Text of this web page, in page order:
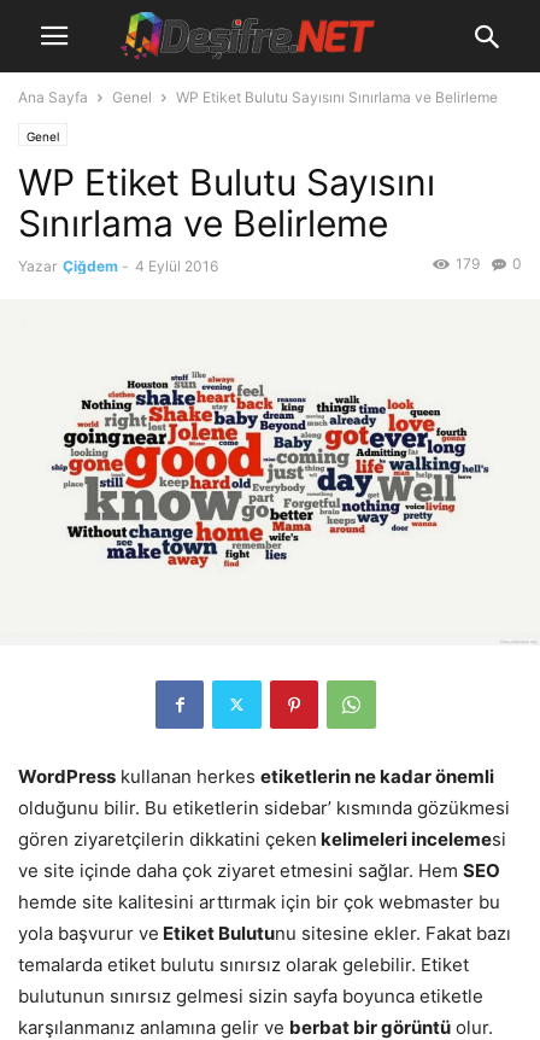
Ana Sayfa Genel WP Etiket Bulutu Sayısını Sınırlama ve Belirleme
Genel
WP Etiket Bulutu Sayısını
Sınırlama ve Belirleme
Yazar Çiğdem - 4 Eylül 2016 0
179
WordPress kullanan herkes etiketlerin ne kadar önemli
olduğunu bilir. Bu etiketlerin sidebar’ kısmında gözükmesi
gören ziyaretçilerin dikkatini çeken kelimeleri incelemesi
ve site içinde daha çok ziyaret etmesini sağlar. Hem SEO
hemde site kalitesini arttırmak için bir çok webmaster bu
yola başvurur ve Etiket Bulutunu sitesine ekler. Fakat bazı
temalarda etiket bulutu sınırsız olarak gelebilir. Etiket
bulutunun sınırsız gelmesi sizin sayfa boyunca etiketle
karşılanmanız anlamına gelir ve berbat bir görüntü olur.